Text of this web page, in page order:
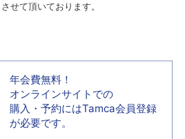
せて頂いております。
年会費無料！
オンラインサイトでの
購入・予約にはTamca会員登録
が必要です。